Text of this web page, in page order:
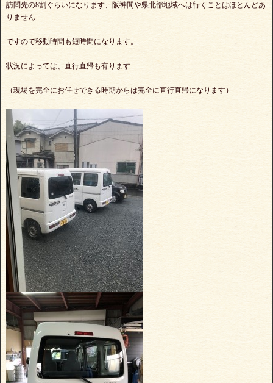
訪問先の8割ぐらいになります、阪神間や県北部地域へは行くことはほとんどあ
りません
ですので移動時間も短時間になります。
状況によっては、直行直帰も有ります
（現場を完全にお任せできる時期からは完全に直行直帰になります）